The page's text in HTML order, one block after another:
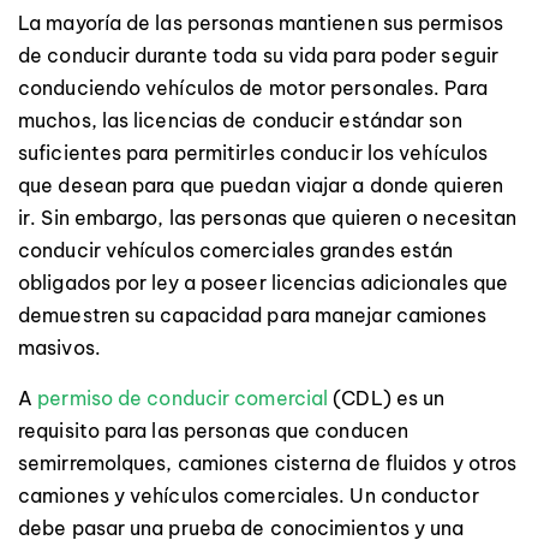
La mayoría de las personas mantienen sus permisos
de conducir durante toda su vida para poder seguir
conduciendo vehículos de motor personales. Para
muchos, las licencias de conducir estándar son
suficientes para permitirles conducir los vehículos
que desean para que puedan viajar a donde quieren
ir. Sin embargo, las personas que quieren o necesitan
conducir vehículos comerciales grandes están
obligados por ley a poseer licencias adicionales que
demuestren su capacidad para manejar camiones
masivos.
A permiso de conducir comercial (CDL) es un
requisito para las personas que conducen
semirremolques, camiones cisterna de fluidos y otros
camiones y vehículos comerciales. Un conductor
debe pasar una prueba de conocimientos y una